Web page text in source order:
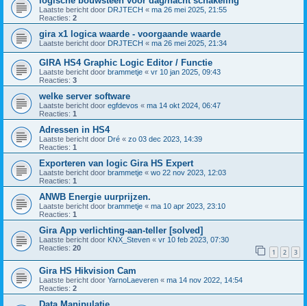
Laatste bericht door DRJTECH « ma 26 mei 2025, 21:55
Reacties: 2
gira x1 logica waarde - voorgaande waarde
Laatste bericht door DRJTECH « ma 26 mei 2025, 21:34
GIRA HS4 Graphic Logic Editor / Functie
Laatste bericht door brammetje « vr 10 jan 2025, 09:43
Reacties: 3
welke server software
Laatste bericht door egfdevos « ma 14 okt 2024, 06:47
Reacties: 1
Adressen in HS4
Laatste bericht door Dré « zo 03 dec 2023, 14:39
Reacties: 1
Exporteren van logic Gira HS Expert
Laatste bericht door brammetje « wo 22 nov 2023, 12:03
Reacties: 1
ANWB Energie uurprijzen.
Laatste bericht door brammetje « ma 10 apr 2023, 23:10
Reacties: 1
Gira App verlichting-aan-teller [solved]
Laatste bericht door KNX_Steven « vr 10 feb 2023, 07:30
Reacties: 20 1 2 3
Gira HS Hikvision Cam
Laatste bericht door YarnoLaeveren « ma 14 nov 2022, 14:54
Reacties: 2